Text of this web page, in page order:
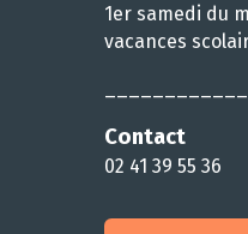
1er samedi du
vacances
Contact
02 41 39 55 36